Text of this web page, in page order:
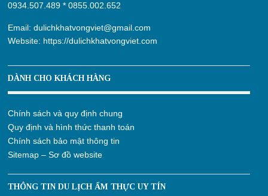
0934.507.489 *0855.002.652
Email:dulichkhatvongviet@gmail.com
Website: https://dulichkhatvongviet.com
DÀNH CHO KHÁCH HÀNG
Chính sách và quy định chung
Quy định và hình thức thanh toán
Chính sách bảo mật thông tin
Sitemap – Sơ đồ website
THÔNG TIN DU LỊCH ẨM THỰC UY TÍN